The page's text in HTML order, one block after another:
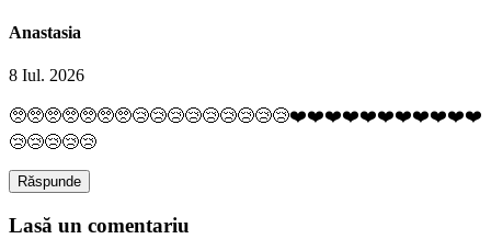
Anastasia
8 Iul. 2026
🥺🥺🥺🥺🥺🥺🥺😢😢😢😢😢😢😢😢😢❤️❤️❤️❤️❤️❤️❤️❤️❤️❤️❤️
😢😢😢😢😢
Răspunde
Lasă un comentariu